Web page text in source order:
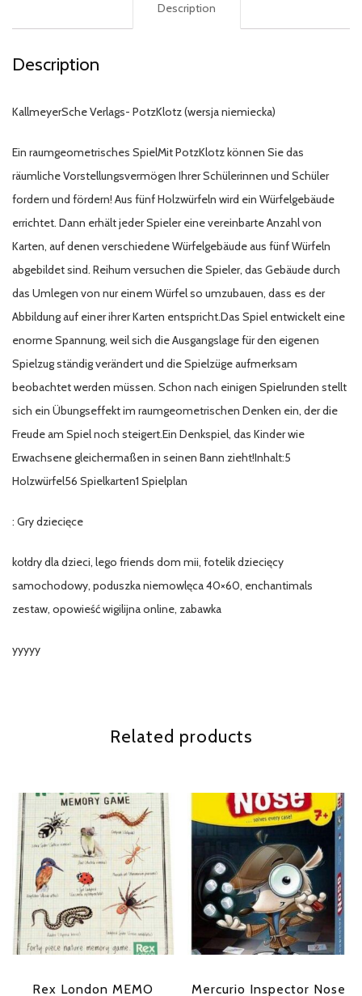
Description
Description
KallmeyerSche Verlags- PotzKlotz (wersja niemiecka)
Ein raumgeometrisches SpielMit PotzKlotz können Sie das
räumliche Vorstellungsvermögen Ihrer Schülerinnen und Schüler
fordern und fördern! Aus fünf Holzwürfeln wird ein Würfelgebäude
errichtet. Dann erhält jeder Spieler eine vereinbarte Anzahl von
Karten, auf denen verschiedene Würfelgebäude aus fünf Würfeln
abgebildet sind. Reihum versuchen die Spieler, das Gebäude durch
das Umlegen von nur einem Würfel so umzubauen, dass es der
Abbildung auf einer ihrer Karten entspricht.Das Spiel entwickelt eine
enorme Spannung, weil sich die Ausgangslage für den eigenen
Spielzug ständig verändert und die Spielzüge aufmerksam
beobachtet werden müssen. Schon nach einigen Spielrunden stellt
sich ein Übungseffekt im raumgeometrischen Denken ein, der die
Freude am Spiel noch steigert.Ein Denkspiel, das Kinder wie
Erwachsene gleichermaßen in seinen Bann zieht!Inhalt:5
Holzwürfel56 Spielkarten1 Spielplan
: Gry dziecięce
kołdry dla dzieci, lego friends dom mii, fotelik dziecięcy
samochodowy, poduszka niemowlęca 40×60, enchantimals
zestaw, opowieść wigilijna online, zabawka
yyyyy
Related products
Rex London MEMO Mercurio Inspector Nose